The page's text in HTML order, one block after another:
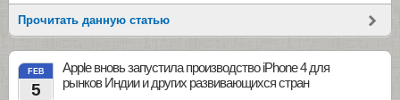
Прочитать данную статью
FEB
5
Apple вновь запустила производство iPhone 4 для
рынков Индии и других развивающихся стран